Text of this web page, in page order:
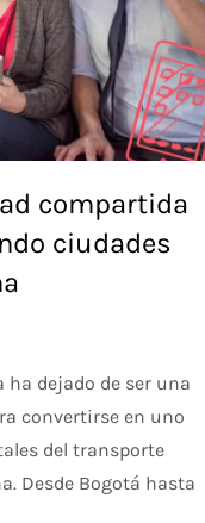
compartida
ciudades
dejado de ser una
convertirse en uno
del transporte
Desde Bogotá hasta